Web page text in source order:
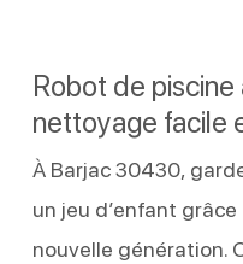
Robot de
nettoyage facile
À Barjac 30430,
un jeu d’enfant
nouvelle génération.